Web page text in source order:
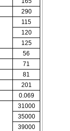
290
115
120
125
56
71
81
201
0.069
31000
35000
39000